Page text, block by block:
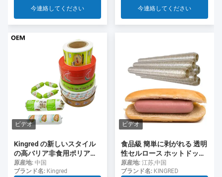
今連絡してください 今連絡してください
ビデオ
Kingred の新しいスタイル
の高バリア非食用ポリアミ
ド ソーセージ ケーシング食
品グレード
原産地: 中国
ブランド名: Kingred
ビデオ
食品級 簡単に剥がれる 透明
性セルロース ホットドッグ
用のソーセージ
原産地: 江苏,中国
ブランド名: KINGRED